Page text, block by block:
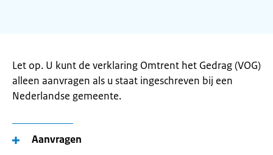
Let op. U kunt de verklaring Omtrent het Gedrag (VOG)
alleen aanvragen als u staat ingeschreven bij een
Nederlandse gemeente.
Aanvragen